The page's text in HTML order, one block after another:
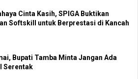
Cinta Kasih, SPIGA Buktikan
Softskill untuk Berprestasi di Kancah
Bupati Tamba Minta Jangan Ada
Serentak